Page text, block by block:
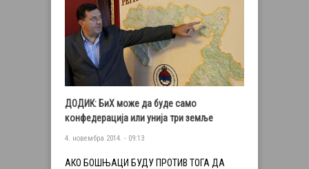
ДОДИК: БиХ може да буде само
конфедерација или унија три земље
4. новембра 2014. - 09:13
АКО БОШЊАЦИ БУДУ ПРОТИВ ТОГА ДА